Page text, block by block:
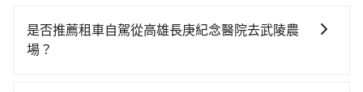
特殊需求或人數較多，需要大T保母車、20人座中巴、
40人座大巴或遊覽車，可特別填單並另外報價。
時、較貴！從最早05:50一直到22:55，左營-台中一天最
多有90班次高鐵可搭乘。假設從高雄長庚紀念醫院 (高雄
是否推薦租車自駕從高雄長庚紀念醫院去武陵農
場？